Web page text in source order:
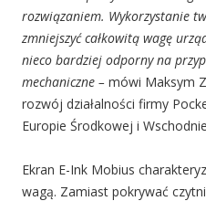
rozwiązaniem. Wykorzystanie
zmniejszyć całkowitą wagę
nieco bardziej odporny na
mechaniczne – mówi Maksym
rozwój działalności firmy
Europie Środkowej i
Ekran E-Ink Mobius
wagą. Zamiast pokrywać